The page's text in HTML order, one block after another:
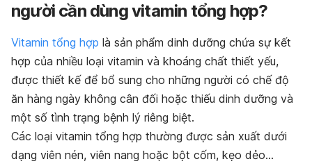
người cần dùng vitamin tổng hợp?
Vitamin tổng hợp là sản phẩm dinh dưỡng chứa sự kết
hợp của nhiều loại vitamin và khoáng chất thiết yếu,
được thiết kế để bổ sung cho những người có chế độ
ăn hàng ngày không cân đối hoặc thiếu dinh dưỡng và
một số tình trạng bệnh lý riêng biệt.
Các loại vitamin tổng hợp thường được sản xuất dưới
dạng viên nén, viên nang hoặc bột cốm, kẹo dẻo…